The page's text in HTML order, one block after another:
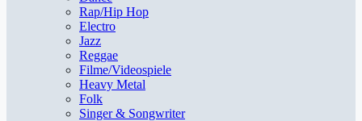
Rap/Hip Hop
Electro
Jazz
Reggae
Filme/Videospiele
Heavy Metal
Folk
Singer & Songwriter